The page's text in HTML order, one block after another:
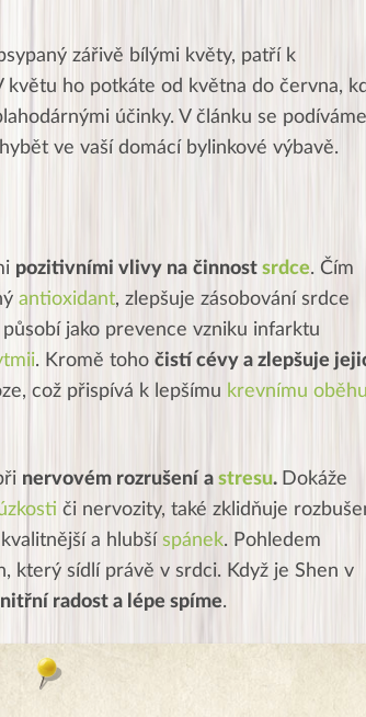
zářivě bílými květy, patří k
květu ho potkáte od května do června,
účinky. V článku se podíváme
ve vaší domácí bylinkové výbavě.
pozitivními vlivy na činnost srdce. Čím
antioxidant, zlepšuje zásobování srdce
jako prevence vzniku infarktu
. Kromě toho čistí cévy a zlepšuje
což přispívá k lepšímu krevnímu oběhu
nervovém rozrušení a stresu. Dokáže
či nervozity, také zklidňuje
a hlubší spánek. Pohledem
který sídlí právě v srdci. Když je Shen v
radost a lépe spíme.
J
Jana
Moc Vám všem děkuji za krásný
obzvlášť velké poděkování,